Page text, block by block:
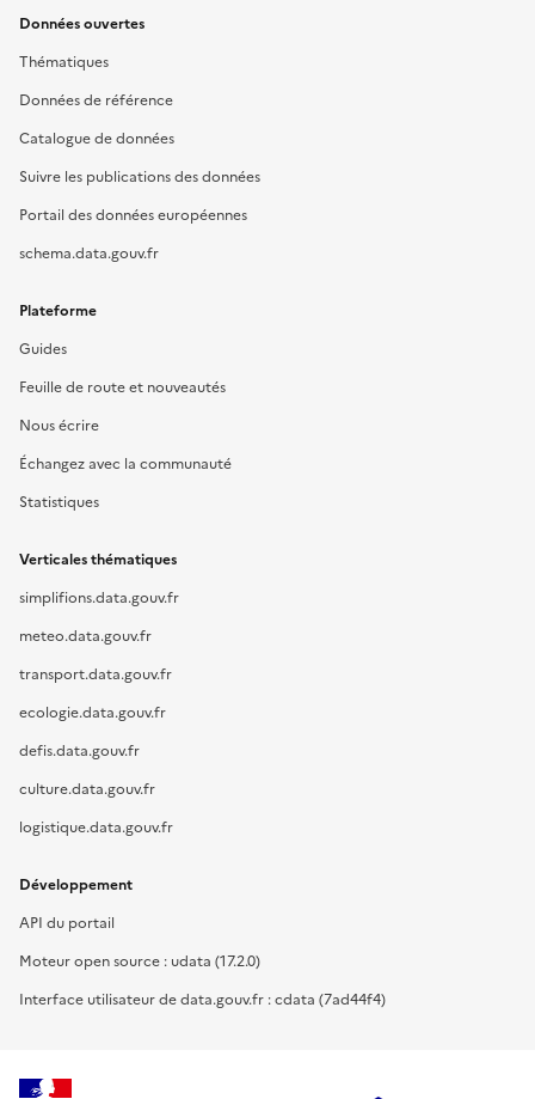
Données ouvertes
Thématiques
Données de référence
Catalogue de données
Suivre les publications des données
Portail des données européennes
schema.data.gouv.fr
Plateforme
Guides
Feuille de route et nouveautés
Nous écrire
Échangez avec la communauté
Statistiques
Verticales thématiques
simplifions.data.gouv.fr
meteo.data.gouv.fr
transport.data.gouv.fr
ecologie.data.gouv.fr
defis.data.gouv.fr
culture.data.gouv.fr
logistique.data.gouv.fr
Développement
API du portail
Moteur open source : udata (17.2.0)
Interface utilisateur de data.gouv.fr : cdata (7ad44f4)